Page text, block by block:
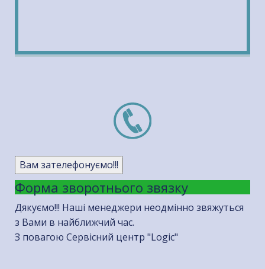
Вам зателефонуємо!!!
Форма зворотнього звязку
Дякуємо!!! Наші менеджери неодмінно звяжуться
з Вами в найближчий час.
З повагою Сервісний центр "Logic"